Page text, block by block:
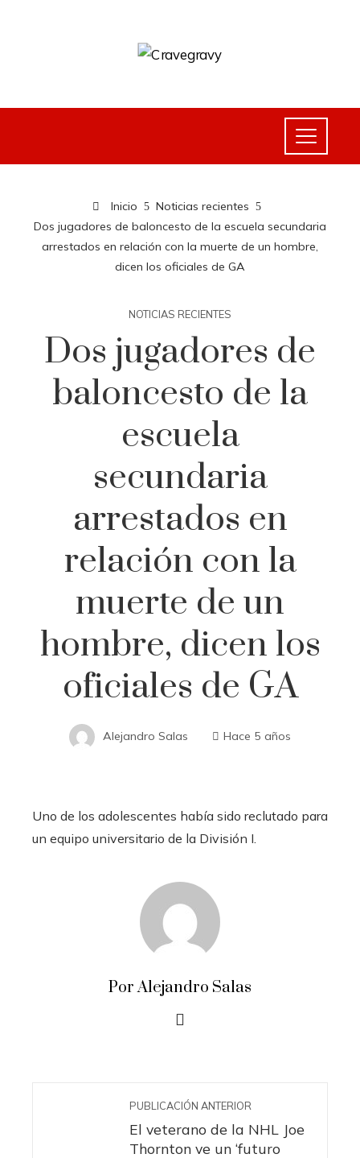
Inicio
Noticias recientes
Dos jugadores de baloncesto de la escuela secundaria
arrestados en relación con la muerte de un hombre,
dicen los oficiales de GA
NOTICIAS RECIENTES
Dos jugadores de
baloncesto de la
escuela
secundaria
arrestados en
relación con la
muerte de un
hombre, dicen los
oficiales de GA
Alejandro Salas Hace 5 años
Uno de los adolescentes había sido reclutado para
un equipo universitario de la División I.
Por Alejandro Salas
PUBLICACIÓN ANTERIOR
El veterano de la NHL Joe
Thornton ve un ‘futuro